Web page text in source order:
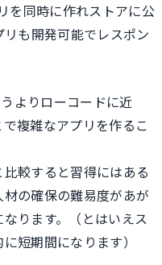
を同時に作れストアに公
も開発可能でレスポン
よりローコードに近
複雑なアプリを作るこ
較すると習得にはある
の確保の難易度があが
ります。（とはいえス
短期間になります）